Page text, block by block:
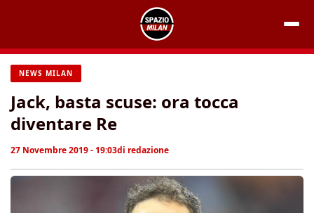
contenuto
NEWS MILAN
Jack, basta scuse: ora tocca
diventare Re
27 Novembre 2019 - 19:03di redazione